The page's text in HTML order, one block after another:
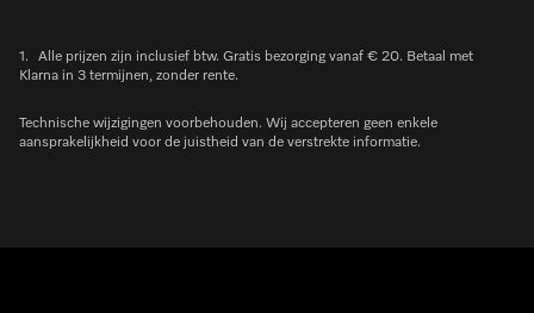
1.
Alle prijzen zijn inclusief btw. Gratis bezorging vanaf € 20. Betaal met
Klarna in 3 termijnen, zonder rente.
Technische wijzigingen voorbehouden. Wij accepteren geen enkele
aansprakelijkheid voor de juistheid van de verstrekte informatie.